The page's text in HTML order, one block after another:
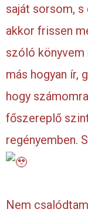
saját sorsom, s
akkor frissen
szóló
más hogyan ír,
hogy
főszereplő
regényemben.
Nem